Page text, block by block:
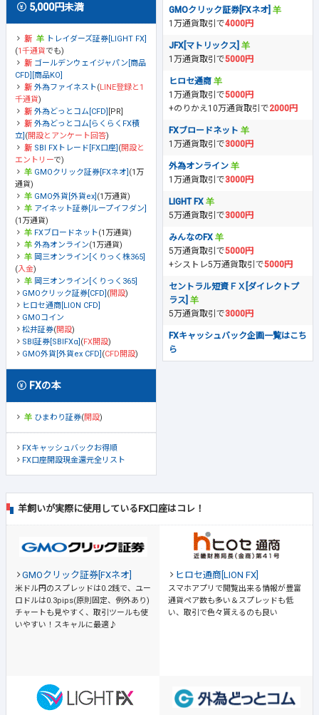
5,000円未満
トレイダーズ証券[LIGHT FX]
(1千通貨でも)
ゴールデンウェイジャパン[商品
CFD][商品KO]
外為ファイネスト(LINE登録と1
千通貨)
外為どっとコム[CFD] [PR]
外為どっとコム[らくらくFX積
立] (開設とアンケート回答)
SBI FXトレード[FX口座] (開設と
エントリーで)
GMOクリック証券[FXネオ] (1万
通貨)
GMO外貨[外貨ex] (1万通貨)
アイネット証券[ループイフダン]
(1万通貨)
FXブロードネット(1万通貨)
外為オンライン(1万通貨)
岡三オンライン[くりっく株365]
(入金)
岡三オンライン[くりっく365]
GMOクリック証券[CFD] (開設)
ヒロセ通商[LION CFD]
GMOコイン
松井証券(開設)
SBI証券[SBIFXα] (FX開設)
GMO外貨[外貨ex CFD] (CFD開設)
FXの本
ひまわり証券(開設)
FXキャッシュバックお得順
FX口座開設現金還元全リスト
GMOクリック証券[FXネオ]
1万通貨取引で4000円
JFX[マトリックス]
1万通貨取引で5000円
ヒロセ通商
1万通貨取引で5000円
+のりかえ10万通貨取引で2000円
FXブロードネット
1万通貨取引で3000円
外為オンライン
1万通貨取引で3000円
LIGHT FX
5万通貨取引で3000円
みんなのFX
5万通貨取引で5000円
+シストレ5万通貨取引で5000円
セントラル短資ＦＸ[ダイレクトプ
ラス]
5万通貨取引で3000円
FXキャッシュバック企画一覧はこち
ら
羊飼いが実際に使用しているFX口座はコレ！
GMOクリック証券[FXネオ]
米ドル円のスプレッドは0.2銭で、ユー
ロドルは0.3pips(原則固定、例外あり)
チャートも見やすく、取引ツールも使
いやすい！スキャルに最適♪
ヒロセ通商[LION FX]
スマホアプリで閲覧出来る情報が豊富
通貨ペア数も多い＆スプレッドも低
い、取引で色々貰えるのも良い